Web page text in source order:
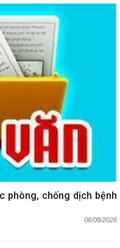
phòng, chống dịch bệnh
06/08/2026